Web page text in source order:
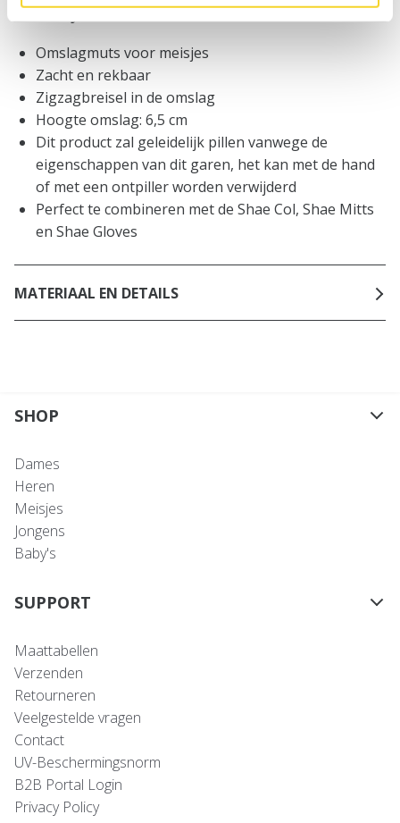
BESCHRIJVING
Omslagmuts voor meisjes
Zacht en rekbaar
Zigzagbreisel in de omslag
Hoogte omslag: 6,5 cm
Dit product zal geleidelijk pillen vanwege de
eigenschappen van dit garen, het kan met de hand
of met een ontpiller worden verwijderd
Perfect te combineren met de Shae Col, Shae Mitts
en Shae Gloves
MATERIAAL EN DETAILS
SHOP
Dames
Heren
Meisjes
Jongens
Baby's
SUPPORT
Maattabellen
Verzenden
Retourneren
Veelgestelde vragen
Contact
UV-Beschermingsnorm
B2B Portal Login
Privacy Policy